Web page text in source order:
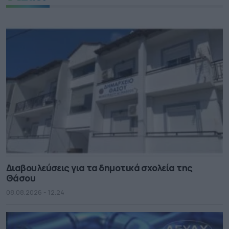
Διαβουλεύσεις για τα δημοτικά σχολεία της
Θάσου
08.08.2026 - 12.24